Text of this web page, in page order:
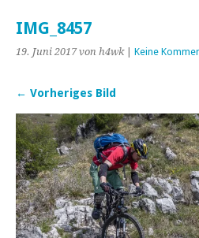
IMG_8457
19. Juni 2017 von h4wk| Keine
← Vorheriges Bild